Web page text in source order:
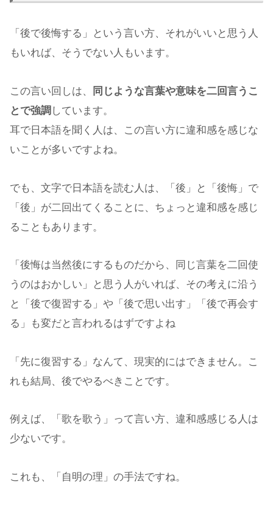
「後で後悔する」という言い方、それがいいと思う人
もいれば、そうでない人もいます。
この言い回しは、
同じような言葉や意味を二回言うこ
とで強調 しています。
耳で日本語を聞く人は、この言い方に違和感を感じな
いことが多いですよね。
でも、文字で日本語を読む人は、「後」と「後悔」で
「後」が二回出てくることに、ちょっと違和感を感じ
ることもあります。
「後悔は当然後にするものだから、同じ言葉を二回使
うのはおかしい」と思う人がいれば、その考えに沿う
と「後で復習する」や「後で思い出す」「後で再会す
る」も変だと言われるはずですよね
「先に復習する」なんて、現実的にはできません。こ
れも結局、後でやるべきことです。
例えば、「歌を歌う」って言い方、違和感感じる人は
少ないです。
これも、「自明の理」の手法ですね。